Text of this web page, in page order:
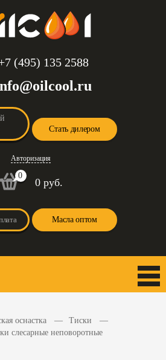
(495) 135 2588
Стать дилером
Авторизация
0
0 руб.
Масла оптом
оснастка
Тиски
слесарные неповоротные